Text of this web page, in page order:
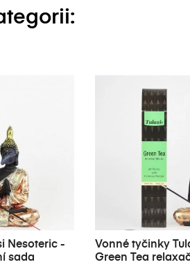
Nesoteric -
sada
Vonné tyčinky
Green Tea